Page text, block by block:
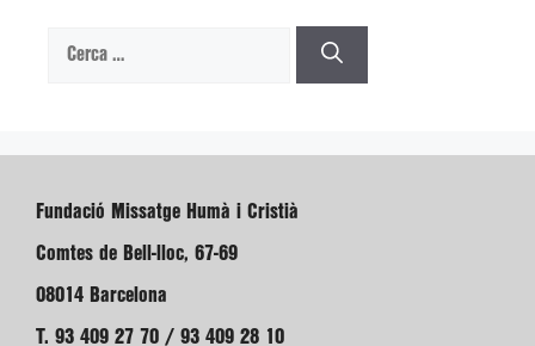
Cerca:
Fundació Missatge Humà i Cristià
Comtes de Bell-lloc, 67-69
08014 Barcelona
T. 93 409 27 70 / 93 409 28 10